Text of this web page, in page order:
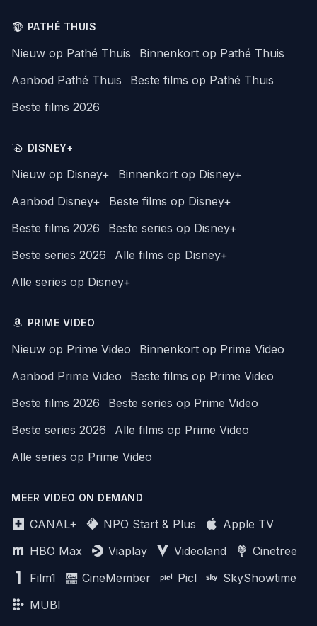
PATHÉ THUIS
Nieuw op Pathé Thuis
Binnenkort op Pathé Thuis
Aanbod Pathé Thuis
Beste films op Pathé Thuis
Beste films 2026
DISNEY+
Nieuw op Disney+
Binnenkort op Disney+
Aanbod Disney+
Beste films op Disney+
Beste films 2026
Beste series op Disney+
Beste series 2026
Alle films op Disney+
Alle series op Disney+
PRIME VIDEO
Nieuw op Prime Video
Binnenkort op Prime Video
Aanbod Prime Video
Beste films op Prime Video
Beste films 2026
Beste series op Prime Video
Beste series 2026
Alle films op Prime Video
Alle series op Prime Video
MEER VIDEO ON DEMAND
CANAL+ NPO Start & Plus
Apple TV
HBO Max
Viaplay Videoland
Cinetree
Film1
CineMember Picl
SkyShowtime
MUBI